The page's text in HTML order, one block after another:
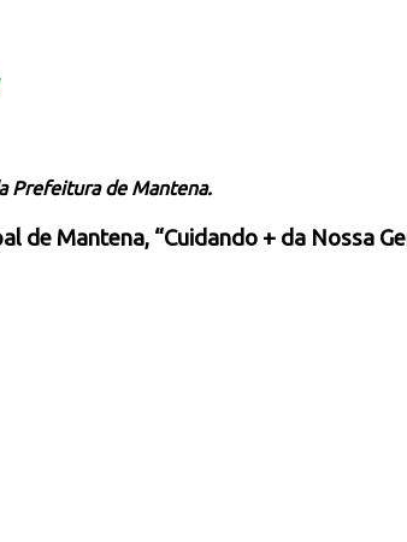
Prefeitura de Mantena.
de Mantena, “Cuidando + da Nossa